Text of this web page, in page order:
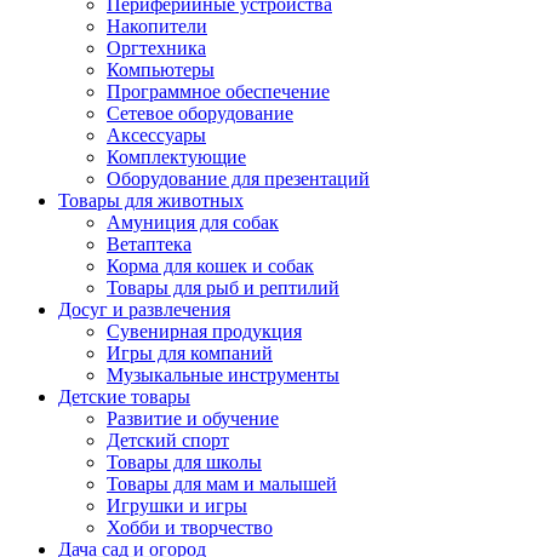
Накопители
Оргтехника
Компьютеры
Программное обеспечение
Сетевое оборудование
Аксессуары
Комплектующие
Оборудование для презентаций
Товары для животных
Амуниция для собак
Ветаптека
Корма для кошек и собак
Товары для рыб и рептилий
Досуг и развлечения
Сувенирная продукция
Игры для компаний
Музыкальные инструменты
Детские товары
Развитие и обучение
Детский спорт
Товары для школы
Товары для мам и малышей
Игрушки и игры
Хобби и творчество
Дача сад и огород